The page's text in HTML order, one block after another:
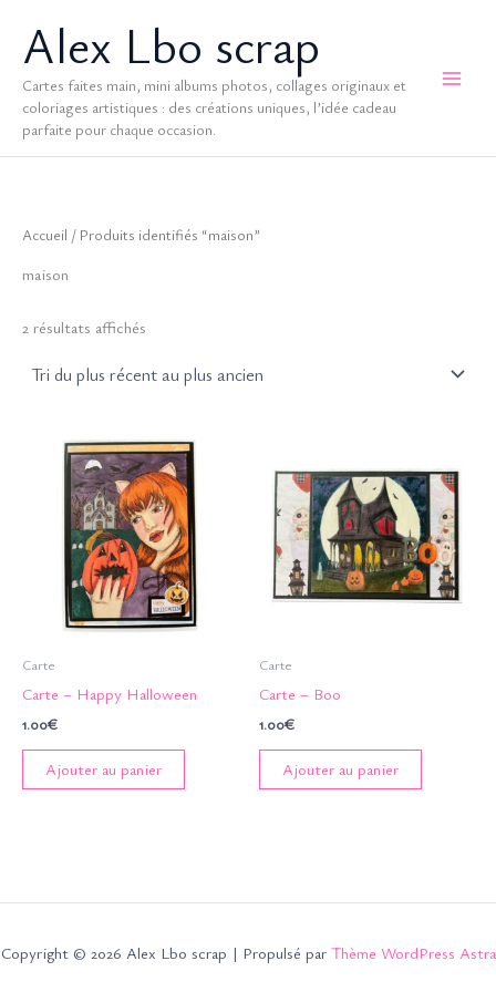
contenuAlex Lbo scrap
Cartes faites main, mini albums photos, collages originaux et
coloriages artistiques : des créations uniques, l’idée cadeau
parfaite pour chaque occasion.
Accueil / Produits identifiés “maison”
maison
2 résultats affichés
récent
au
Carte
Carte – Happy Halloween
1.00€
Ajouter au panier
Carte
Carte – Boo
1.00€
Ajouter au panier
Copyright © 2026 Alex Lbo scrap | Propulsé par Thème WordPress Astra